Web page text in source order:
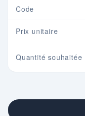
Code
Prix unitaire
Quantité souhaitée